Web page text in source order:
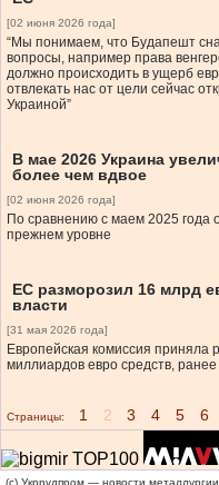
[02 июня 2026 года]
“Мы понимаем, что Будапешт
вопросы, например права
должно происходить в ущерб
отвлекать нас от цели сейчас
Украиной”
В мае 2026 Украина
более чем вдвое
[02 июня 2026 года]
По сравнению с маем 2025 года
прежнем уровне
ЕС разморозил 16 млрд
власти
[31 мая 2026 года]
Европейская комиссия приняла
миллиардов евро средств,
Страницы: 1 2 3 4 5 6